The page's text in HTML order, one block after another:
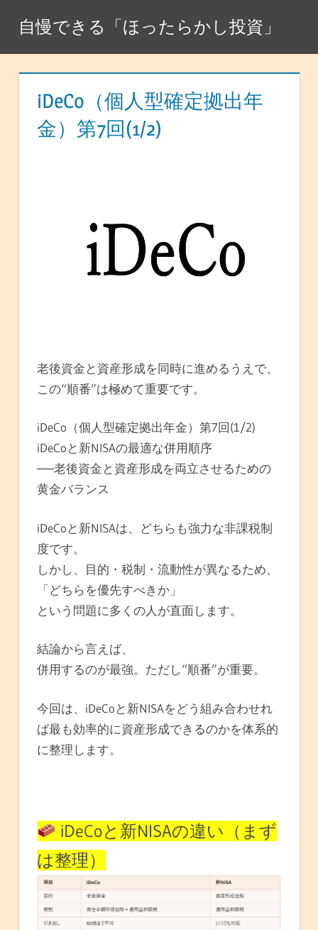
テ
自慢できる「ほったらかし投資」
iDeCo（個人型確定拠出年
金）第7回(1/2)
老後資金と資産形成を同時に進めるうえで、
この“順番”は極めて重要です。
iDeCo（個人型確定拠出年金）第7回(1/2)
iDeCoと新NISAの最適な併用順序
──老後資金と資産形成を両立させるための
黄金バランス
iDeCoと新NISAは、どちらも強力な非課税制
度です。
しかし、目的・税制・流動性が異なるため、
「どちらを優先すべきか」
という問題に多くの人が直面します。
結論から言えば、
併用するのが最強。ただし“順番”が重要。
今回は、iDeCoと新NISAをどう組み合わせれ
ば最も効率的に資産形成できるのかを体系的
に整理します。
iDeCoと新NISAの違い（まず
は整理）